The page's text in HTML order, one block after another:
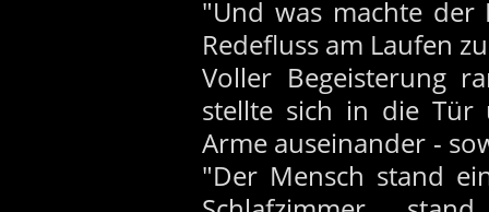
"Und was machte der
Redefluss am Laufen
Voller Begeisterung
stellte sich in die Tür
Arme auseinander -
"Der Mensch stand